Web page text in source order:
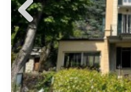
Previ
ous